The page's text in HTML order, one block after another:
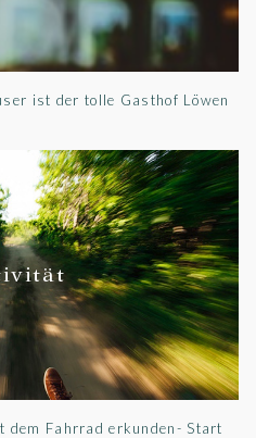
ist der tolle Gasthof Löwen
dem Fahrrad erkunden- Start